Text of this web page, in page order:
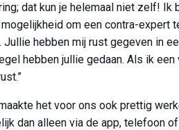
dat kun je helemaal niet zelf! Ik
om een contra-expert
hebben mij rust gegeven in
hebben jullie gedaan. Als ik een
het voor ons ook prettig
dan alleen via de app, telefoon